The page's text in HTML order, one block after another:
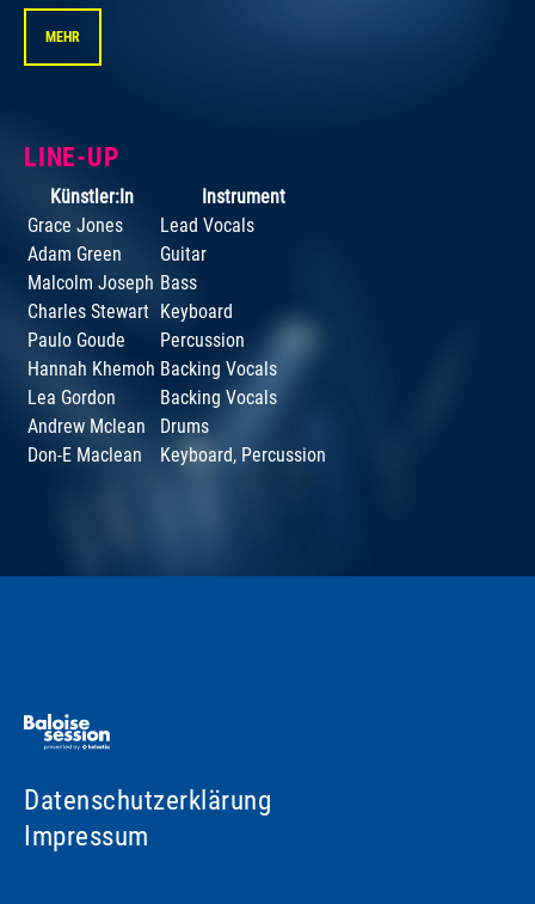
MEHR
LINE-UP
Künstler:In
Instrument
Grace Jones
Lead Vocals
Adam Green
Guitar
Malcolm Joseph Bass
Charles Stewart Keyboard
Paulo Goude
Percussion
Hannah Khemoh Backing Vocals
Lea Gordon
Backing Vocals
Andrew Mclean
Drums
Don-E Maclean
Keyboard, Percussion
Datenschutzerklärung
Impressum